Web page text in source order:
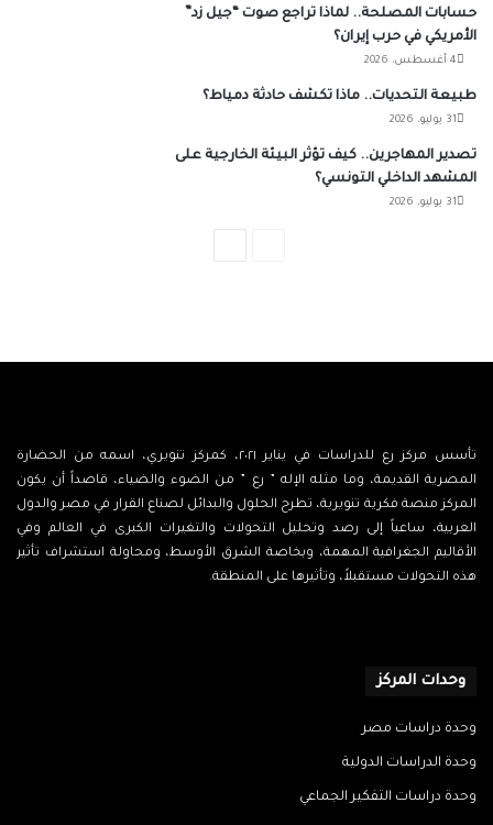
حسابات المصلحة.. لماذا تراجع صوت “جيل زد”
الأمريكي في حرب إيران؟
4 أغسطس، 2026
طبيعة التحديات.. ماذا تكشف حادثة دمياط؟
31 يوليو، 2026
تصدير المهاجرين.. كيف تؤثر البيئة الخارجية على
المشهد الداخلي التونسي؟
31 يوليو، 2026
تأسس مركز رع للدراسات في يناير ٢٠٢١، كمركز تنويري، اسمه من الحضارة
المصرية القديمة، وما مثله الإله ” رع ” من الضوء والضياء، قاصداً أن يكون
المركز منصة فكرية تنويرية، تطرح الحلول والبدائل لصناع القرار في مصر والدول
العربية، ساعياً إلى رصد وتحليل التحولات والتغيرات الكبرى في العالم وفي
الأقاليم الجغرافية المهمة، وبخاصة الشرق الأوسط، ومحاولة استشراف تأثير
هذه التحولات مستقبلاً، وتأثيرها على المنطقة.
وحدات المركز
وحدة دراسات مصر
وحدة الدراسات الدولية
وحدة دراسات التفكير الجماعي